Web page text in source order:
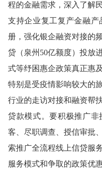
程的金融需求，深入了解
支持企业复工复产金融
册，强化银企融资对接的
贷（泉州50亿额度）投放
式等纾困惠企政策真正惠
特别是受疫情影响较大的
行业的走访对接和融资帮
贷款模式。要积极推广
客、尽职调查、授信审批
索推广全流程线上信贷服
服务模式和争取的政策优